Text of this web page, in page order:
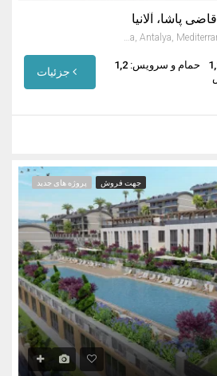
پاشا، آلانیا
Gazipaşa, Antalya, Mediterranean Region, 07900, Türkiye
حمام و سرویس: 1,2
جهت فروش پروژه های جدید